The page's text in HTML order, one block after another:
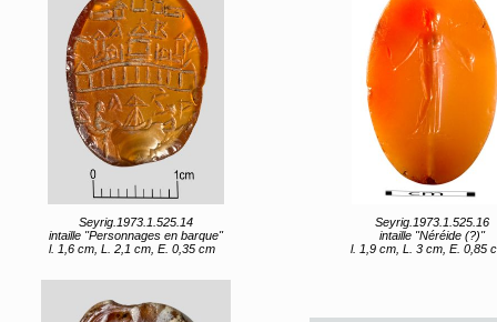
Seyrig.1973.1.525.14
intaille "Personnages en barque"
l. 1,6 cm, L. 2,1 cm, E. 0,35 cm
Seyrig.1973.1.525.16
intaille "Néréide (?)"
l. 1,9 cm, L. 3 cm, E. 0,85